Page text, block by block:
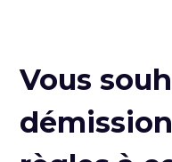
Vous